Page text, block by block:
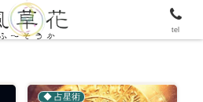
◆ 占星術
tel